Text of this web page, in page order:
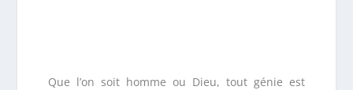
Que l’on soit homme ou Dieu, tout génie est